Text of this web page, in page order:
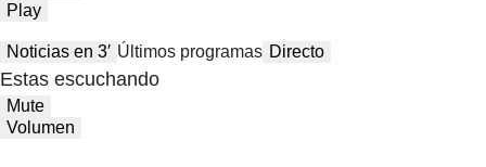
Play
Noticias en 3′ Últimos programas Directo
Estas escuchando
Mute
Volumen